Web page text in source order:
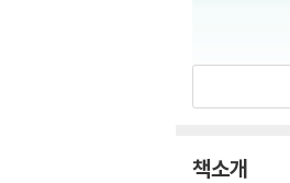
책소개